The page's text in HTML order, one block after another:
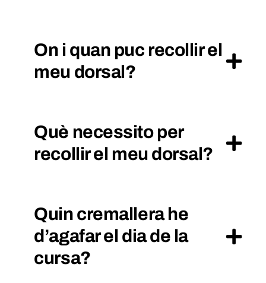
On i quan puc recollir el
meu dorsal?
Què necessito per
recollir el meu dorsal?
Quin cremallera he
d’agafar el dia de la
cursa?